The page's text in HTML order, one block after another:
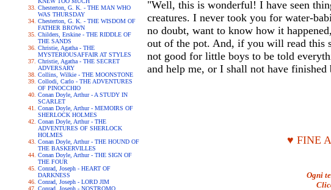
Chesterton, G. K. - THE MAN WHO
WAS THURSDAY
Chesterton, G. K. - THE WISDOM OF
FATHER BROWN
Childers, Erskine - THE RIDDLE OF
THE SANDS
Christie, Agatha - THE
MYSTERIOUSAFFAIR AT STYLES
Christie, Agatha - THE SECRET
ADVERSARY
Collins, Wilkie - THE MOONSTONE
Collodi, Carlo - THE ADVENTURES
OF PINOCCHIO
Conan Doyle, Arthur - A STUDY IN
SCARLET
Conan Doyle, Arthur - MEMOIRS OF
SHERLOCK HOLMES
Conan Doyle, Arthur - THE
ADVENTURES OF SHERLOCK
HOLMES
Conan Doyle, Arthur - THE HOUND OF
THE BASKERVILLES
Conan Doyle, Arthur - THE SIGN OF
THE FOUR
Conrad, Joseph - HEART OF
DARKNESS
Conrad, Joseph - LORD JIM
Conrad, Joseph - NOSTROMO
"Well, this is wonderful! I have seen
creatures. I never took you for water-
no doubt, want to know how it
out of the pot. And, if you will read this
not good for little boys to be told
and help me, or I shall not have
♥ FINE
Ogni